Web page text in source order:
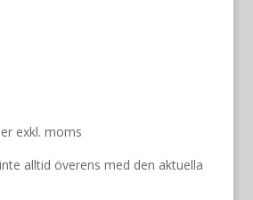
exkl. moms
alltid överens med den aktuella